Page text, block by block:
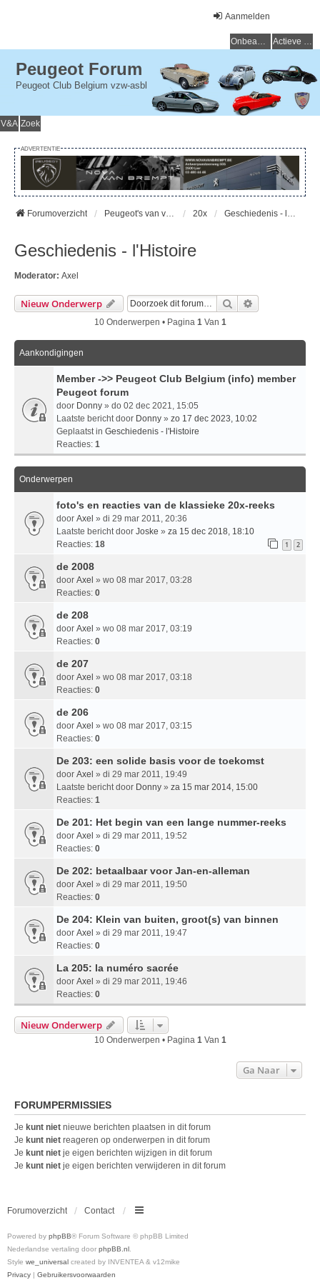
Aanmelden
Onbeantwoorde onderwerpen Actieve onderwerpen
Peugeot Forum
Peugeot Club Belgium vzw-asbl
V&A Zoek
ADVERTENTIE
Forumoverzicht Peugeot's van vroeger (> 15 jaar) - Peugeot du passé (> 15 ans) 20x Geschiedenis - l'Histoire
Geschiedenis - l'Histoire
Moderator: Axel
Nieuw Onderwerp Zoek
10 Onderwerpen • Pagina 1Van 1
Aankondigingen
Member ->> Peugeot Club Belgium (info) member
Peugeot forum
door Donny » do 02 dec 2021, 15:05
Laatste bericht door Donny » zo 17 dec 2023, 10:02
Geplaatst in Geschiedenis - l'Histoire
Reacties: 1
Onderwerpen
foto's en reacties van de klassieke 20x-reeks
door Axel » di 29 mar 2011, 20:36
Laatste bericht door Joske » za 15 dec 2018, 18:10
Reacties: 18 1 2
de 2008
door Axel » wo 08 mar 2017, 03:28
Reacties: 0
de 208
door Axel » wo 08 mar 2017, 03:19
Reacties: 0
de 207
door Axel » wo 08 mar 2017, 03:18
Reacties: 0
de 206
door Axel » wo 08 mar 2017, 03:15
Reacties: 0
De 203: een solide basis voor de toekomst
door Axel » di 29 mar 2011, 19:49
Laatste bericht door Donny » za 15 mar 2014, 15:00
Reacties: 1
De 201: Het begin van een lange nummer-reeks
door Axel » di 29 mar 2011, 19:52
Reacties: 0
De 202: betaalbaar voor Jan-en-alleman
door Axel » di 29 mar 2011, 19:50
Reacties: 0
De 204: Klein van buiten, groot(s) van binnen
door Axel » di 29 mar 2011, 19:47
Reacties: 0
La 205: la numéro sacrée
door Axel » di 29 mar 2011, 19:46
Reacties: 0
Nieuw Onderwerp
10 Onderwerpen • Pagina 1Van 1
Ga Naar
FORUMPERMISSIES
Je kunt niet nieuwe berichten plaatsen in dit forum
Je kunt niet reageren op onderwerpen in dit forum
Je kunt niet je eigen berichten wijzigen in dit forum
Je kunt niet je eigen berichten verwijderen in dit forum
Forumoverzicht Contact
Powered by phpBB® Forum Software © phpBB Limited
Nederlandse vertaling door phpBB.nl.
Style we_universal created by INVENTEA & v12mike
Privacy | Gebruikersvoorwaarden